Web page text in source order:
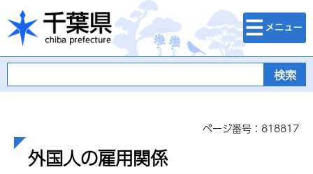
千葉県
検索・メニュ
ー
ページ番号：818817
外国人の雇用関係